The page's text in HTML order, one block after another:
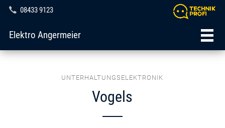
08433 9123
Elektro Angermeier
UNTERHALTUNGSELEKTRONIK
Vogels